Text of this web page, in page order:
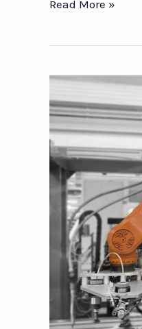
Datasys
Read More »